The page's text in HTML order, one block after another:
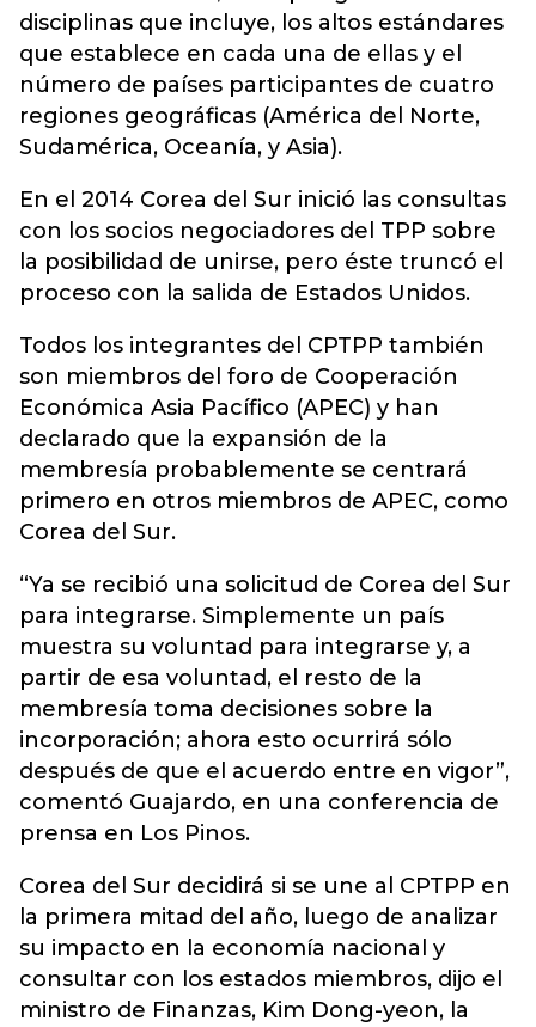
disciplinas que incluye, los altos estándares
que establece en cada una de ellas y el
número de países participantes de cuatro
regiones geográficas (América del Norte,
Sudamérica, Oceanía, y Asia).
En el 2014 Corea del Sur inició las consultas
con los socios negociadores del TPP sobre
la posibilidad de unirse, pero éste truncó el
proceso con la salida de Estados Unidos.
Todos los integrantes del CPTPP también
son miembros del foro de Cooperación
Económica Asia Pacífico (APEC) y han
declarado que la expansión de la
membresía probablemente se centrará
primero en otros miembros de APEC, como
Corea del Sur.
“Ya se recibió una solicitud de Corea del Sur
para integrarse. Simplemente un país
muestra su voluntad para integrarse y, a
partir de esa voluntad, el resto de la
membresía toma decisiones sobre la
incorporación; ahora esto ocurrirá sólo
después de que el acuerdo entre en vigor”,
comentó Guajardo, en una conferencia de
prensa en Los Pinos.
Corea del Sur decidirá si se une al CPTPP en
la primera mitad del año, luego de analizar
su impacto en la economía nacional y
consultar con los estados miembros, dijo el
ministro de Finanzas, Kim Dong-yeon, la